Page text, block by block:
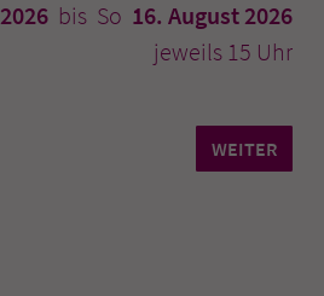
bis So 16. August 2026
jeweils 15 Uhr
WEITER